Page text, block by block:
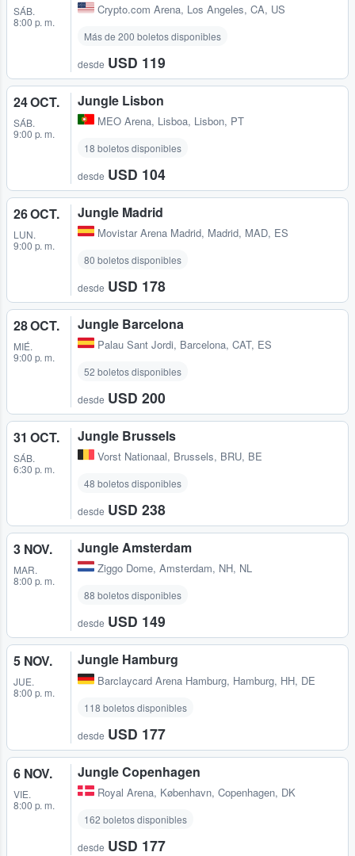
SÁB.
8:00 p. m.
Crypto.com Arena, Los Angeles, CA, US
Más de 200 boletos disponibles
desde USD 119
24 OCT.
SÁB.
9:00 p. m.
Jungle Lisbon
MEO Arena, Lisboa, Lisbon, PT
18 boletos disponibles
desde USD 104
26 OCT.
LUN.
9:00 p. m.
Jungle Madrid
Movistar Arena Madrid, Madrid, MAD, ES
80 boletos disponibles
desde USD 178
28 OCT.
MIÉ.
9:00 p. m.
Jungle Barcelona
Palau Sant Jordi, Barcelona, CAT, ES
52 boletos disponibles
desde USD 200
31 OCT.
SÁB.
6:30 p. m.
Jungle Brussels
Vorst Nationaal, Brussels, BRU, BE
48 boletos disponibles
desde USD 238
3 NOV.
MAR.
8:00 p. m.
Jungle Amsterdam
Ziggo Dome, Amsterdam, NH, NL
88 boletos disponibles
desde USD 149
5 NOV.
JUE.
8:00 p. m.
Jungle Hamburg
Barclaycard Arena Hamburg, Hamburg, HH, DE
118 boletos disponibles
desde USD 177
6 NOV.
VIE.
8:00 p. m.
Jungle Copenhagen
Royal Arena, København, Copenhagen, DK
162 boletos disponibles
desde USD 177